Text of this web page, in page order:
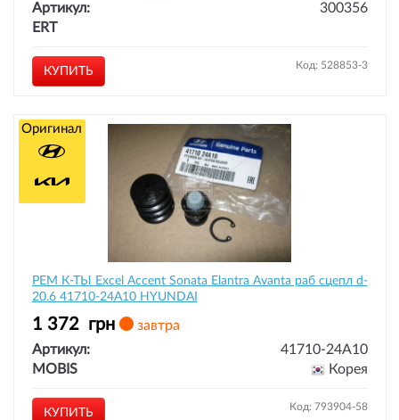
Артикул:
300356
ERT
КУПИТЬ Код: 528853-3
РЕМ К-ТЫ Excel Accent Sonata Elantra Avanta раб сцепл d-
20.6 41710-24A10 HYUNDAI
1 372 грн
завтра
Артикул:
41710-24A10
MOBIS
Корея
КУПИТЬ Код: 793904-58
Оригинал